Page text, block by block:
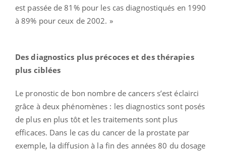
est passée de 81% pour les cas diagnostiqués en 1990
à 89% pour ceux de 2002. »
Des diagnostics plus précoces et des thérapies
plus ciblées
Le pronostic de bon nombre de cancers s’est éclairci
grâce à deux phénomènes : les diagnostics sont posés
de plus en plus tôt et les traitements sont plus
efficaces. Dans le cas du cancer de la prostate par
exemple, la diffusion à la fin des années 80 du dosage